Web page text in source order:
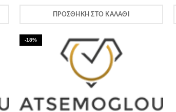
ΠΡΟΣΘΉΚΗ ΣΤΟ ΚΑΛΆΘΙ
-18%